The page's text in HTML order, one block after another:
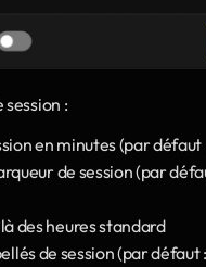
:
en minutes (par
de session (par
des heures standard
de session (par défaut